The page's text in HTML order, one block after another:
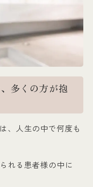
多くの方が抱
、人生の中で何度も
れる患者様の中に